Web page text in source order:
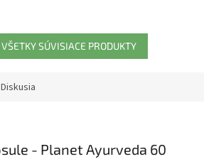
SÚVISIACE PRODUKTY
Diskusia
- Planet Ayurveda 60